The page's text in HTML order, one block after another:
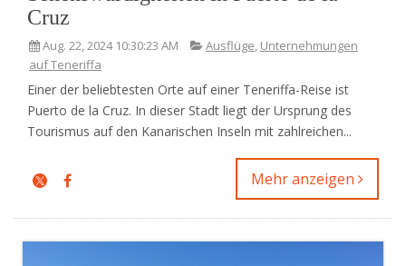
Cruz
Aug. 22, 2024 10:30:23 AM Ausflüge, Unternehmungen
auf Teneriffa
Einer der beliebtesten Orte auf einer Teneriffa-Reise ist
Puerto de la Cruz. In dieser Stadt liegt der Ursprung des
Tourismus auf den Kanarischen Inseln mit zahlreichen...
Mehr anzeigen